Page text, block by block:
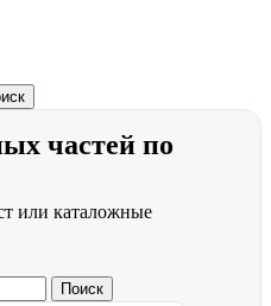
частей по
или каталожные
Поиск